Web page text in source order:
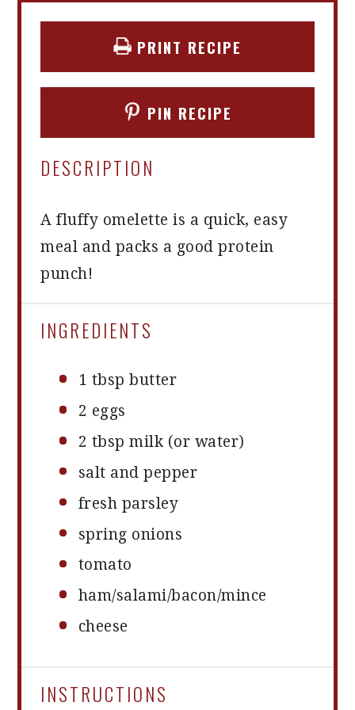
PRINT RECIPE
PIN RECIPE
DESCRIPTION
A fluffy omelette is a quick, easy
meal and packs a good protein
punch!
INGREDIENTS
1 tbsp butter
2 eggs
2 tbsp milk (or water)
salt and pepper
fresh parsley
spring onions
tomato
ham/salami/bacon/mince
cheese
INSTRUCTIONS